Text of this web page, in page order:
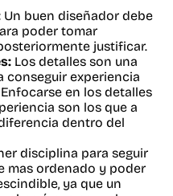
Un buen diseñador debe
poder tomar
justificar.
Los detalles son una
conseguir experiencia
en los detalles
son los que a
dentro del
disciplina para seguir
mas ordenado y poder
ya que un